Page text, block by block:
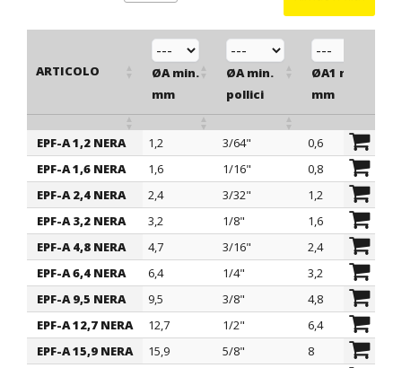
ARTICOLO
ØA min.
mm
ØA min.
pollici
ØA1 max
mm
ARTICOLO
ØA min.
mm
ØA min.
pollici
ØA1 max
mm
EPF-A 1,2 NERA 1,2 3/64" 0,6
EPF-A 1,6 NERA
1,6 1/16" 0,8
EPF-A 2,4 NERA
2,4 3/32" 1,2
EPF-A 3,2 NERA
3,2 1/8" 1,6
EPF-A 4,8 NERA
4,7 3/16" 2,4
EPF-A 6,4 NERA
6,4 1/4" 3,2
EPF-A 9,5 NERA
9,5 3/8" 4,8
EPF-A 12,7 NERA
12,7 1/2" 6,4
EPF-A 15,9 NERA
15,9 5/8" 8